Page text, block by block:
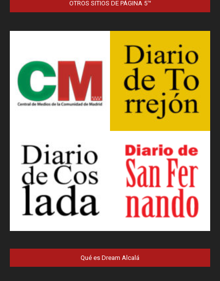
OTROS SITIOS DE PÁGINA 5™
Qué es Dream Alcalá